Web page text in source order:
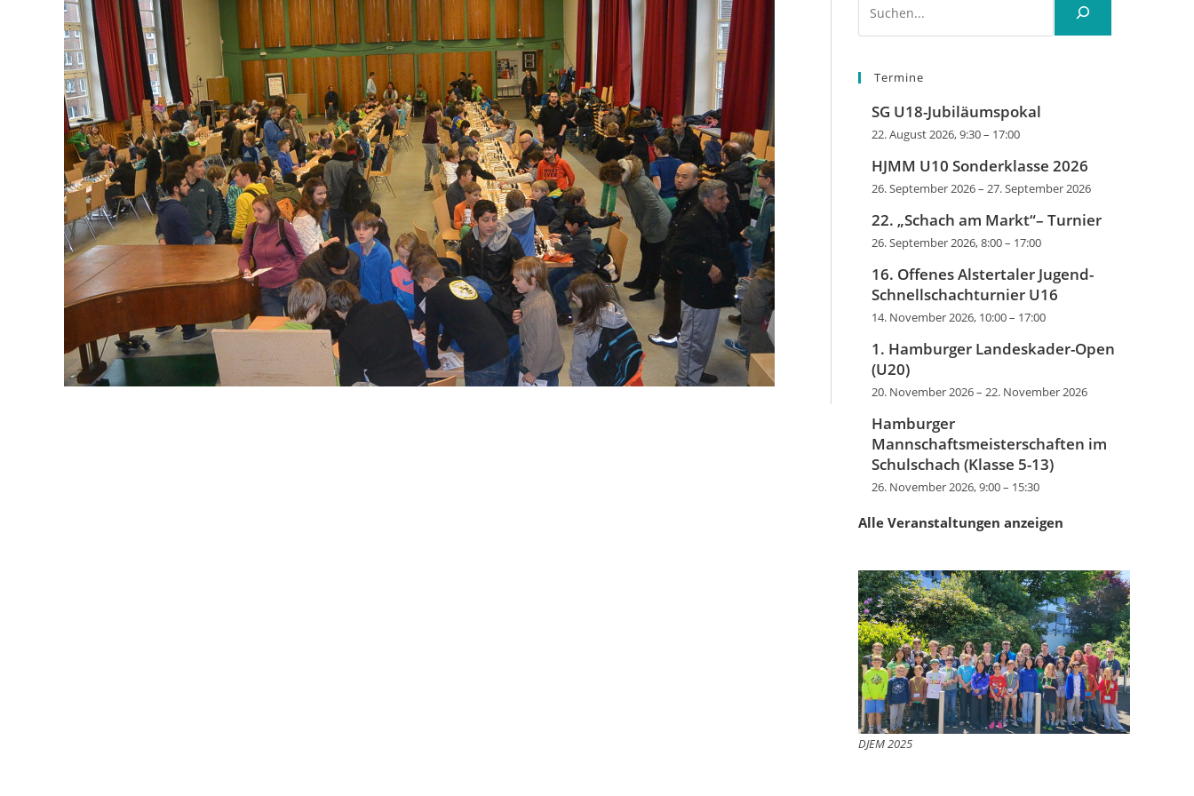
Termine
SG U18-Jubiläumspokal
22. August 2026, 9:30– 17:00
HJMM U10 Sonderklasse 2026
26. September 2026– 27. September 2026
22. „Schach am Markt“– Turnier
26. September 2026, 8:00– 17:00
16. Offenes Alstertaler Jugend-
Schnellschachturnier U16
14. November 2026, 10:00– 17:00
1. Hamburger Landeskader-Open
(U20)
20. November 2026– 22. November 2026
Hamburger
Mannschaftsmeisterschaften im
Schulschach (Klasse 5-13)
26. November 2026, 9:00– 15:30
Alle Veranstaltungen anzeigen
DJEM 2025